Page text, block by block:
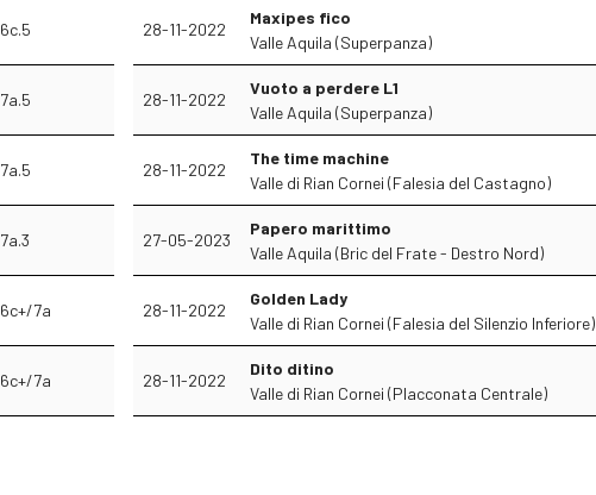
6c.5
7a.5
7a.5
7a.3
6c+/7a
6c+/7a
28-11-2022
Maxipes fico
Valle Aquila (Superpanza)
28-11-2022
Vuoto a perdere L1
Valle Aquila (Superpanza)
28-11-2022
The time machine
Valle di Rian Cornei (Falesia del Castagno)
27-05-2023
Papero marittimo
Valle Aquila (Bric del Frate - Destro Nord)
28-11-2022
Golden Lady
Valle di Rian Cornei (Falesia del Silenzio Inferiore)
28-11-2022
Dito ditino
Valle di Rian Cornei (Placconata Centrale)